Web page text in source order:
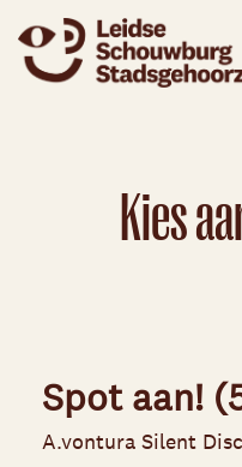
Kies
Spot aan!
A.vontura Silent